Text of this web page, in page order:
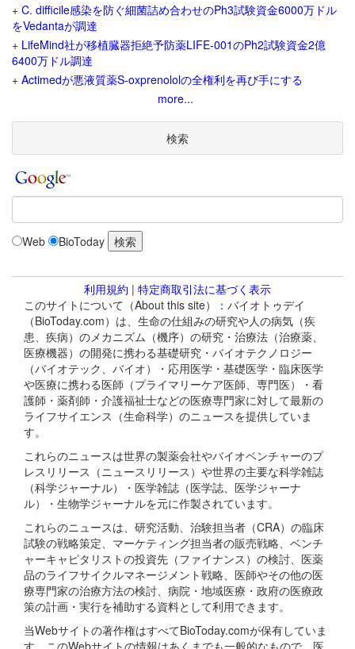
+ C. difficile感染を防ぐ細菌詰め合わせのPh3試験資金6000万ドル
をVedantaが調達
+ LifeMind社が移植臓器拒絶予防薬LIFE-001のPh2試験資金2億
6400万ドル調達
+ Actimedが悪液質薬S-oxprenololの全権利を再び手にする
more...
検索
Web BioToday
利用規約 | 特定商取引法に基づく表示
このサイトについて（About this site）：バイオトゥデイ
（BioToday.com）は、生命の仕組みの研究や人の病気（疾
患、疾病）のメカニズム（機序）の研究・治療法（治療薬、
医療機器）の開発に携わる基礎研究・バイオテクノロジー
（バイオテック、バイオ）・応用医学・基礎医学・臨床医学
や医療に携わる医師（プライマリーケア医師、専門医）・看
護師・薬剤師・介護福祉士などの医療専門家に対して最新の
ライフサイエンス（生命科学）のニュースを提供していま
す。
これらのニュースは世界の製薬会社やバイオベンチャーのプ
レスリリース（ニュースリリース）や世界の主要な科学雑誌
（科学ジャーナル）・医学雑誌（医学誌、医学ジャーナ
ル）・生物学ジャーナルを元に作製されています。
これらのニュースは、研究活動、治験担当者（CRA）の臨床
試験の戦略策定、マーケティング担当者の販売戦略、ベンチ
ャーキャピタリストの投資先（ファイナンス）の検討、医薬
品のライフサイクルマネージメント戦略、医師やその他の医
療専門家の治療方法の検討、病院・地域医療・政府の医療政
策の計画・実行を補助する資料として利用できます。
当Webサイトの著作権はすべてBioToday.comが保有していま